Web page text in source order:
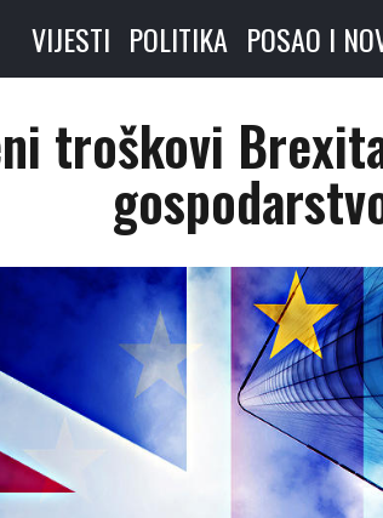
VIJESTI POLITIKA POSAO I
troškovi